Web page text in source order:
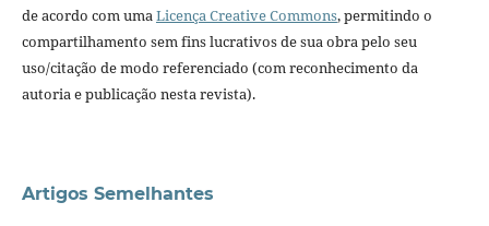
de acordo com umaLicença Creative Commons, permitindo o
compartilhamento sem fins lucrativos de sua obra pelo seu
uso/citação de modo referenciado (com reconhecimento da
autoria e publicação nesta revista).
Artigos Semelhantes